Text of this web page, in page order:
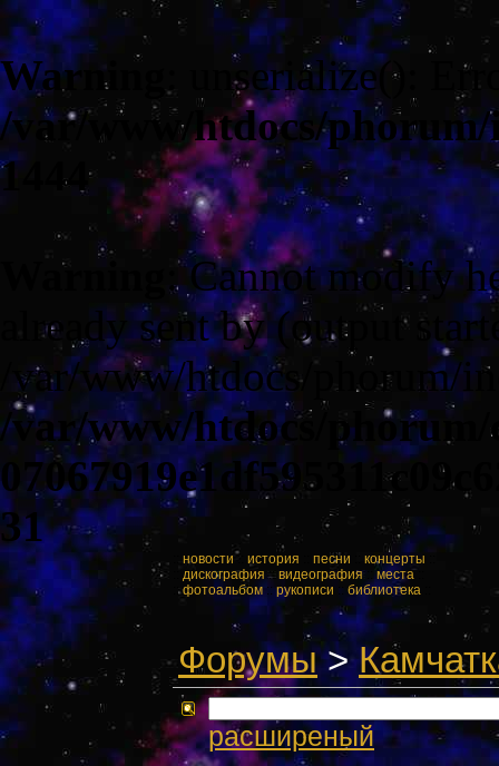
Warning
: unserialize():
/var/www/htdocs/
1444
Warning
: Cannot modify
already sent by (output
/var/www/htdocs/phorum/
/var/www/htdocs/
31
новости :: история песни концерты
дискография ::видеография::места::
::фотоальбом ::рукописи библиотека
Форумы>
расширеный